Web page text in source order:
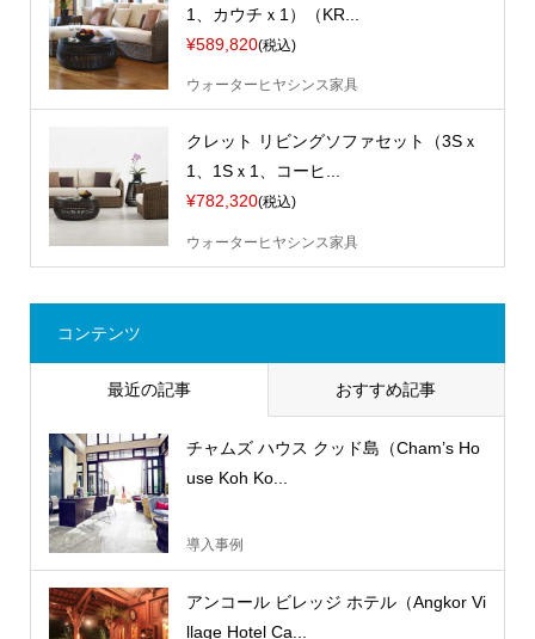
1、カウチｘ1）（KR...
¥589,820(税込)
ウォーターヒヤシンス家具
クレット リビングソファセット（3Sｘ
1、1Sｘ1、コーヒ...
¥782,320(税込)
ウォーターヒヤシンス家具
コンテンツ
最近の記事 おすすめ記事
チャムズ ハウス クッド島（Cham’s Ho
use Koh Ko...
導入事例
アンコール ビレッジ ホテル（Angkor Vi
llage Hotel Ca...